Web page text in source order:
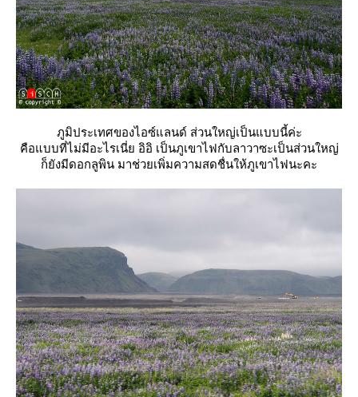
ภูมิประเทศของไอซ์แลนด์ ส่วนใหญ่เป็นแบบนี้ค่ะ
คือแบบที่ไม่มีอะไรเนี่ย อิอิ เป็นภูเขาไฟกับลาวาซะเป็นส่วนใหญ่
ก็ยังมีดอกลูพิน มาช่วยเพิ่มความสดชื่นให้ภูเขาไฟนะคะ